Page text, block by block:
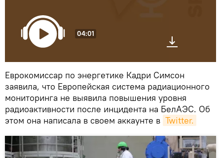
04:01
Еврокомиссар по энергетике Кадри Симсон
заявила, что Европейская система радиационного
мониторинга не выявила повышения уровня
радиоактивности после инцидента на БелАЭС. Об
этом она написала в своем аккаунте в Twitter.